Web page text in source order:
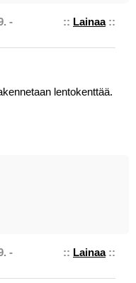
:: Lainaa::
-
lentokenttää.
:: Lainaa::
-